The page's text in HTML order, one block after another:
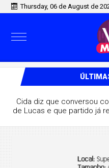
Thursday, 06 de August de
Cida diz que conversou
de Lucas e que partido já